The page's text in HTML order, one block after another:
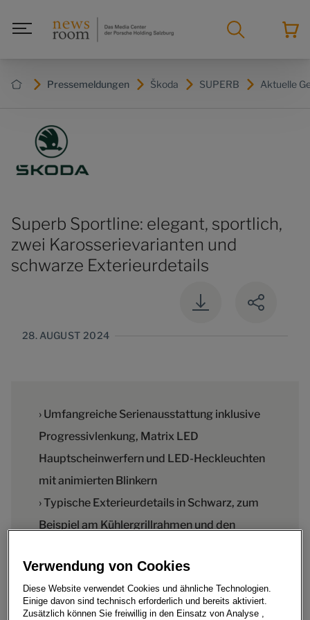
Pressemeldungen Škoda SUPERB Aktuelle
Superb Sportline: elegant, sportlich,
zwei Karosserievarianten und
schwarze Exterieurdetails
28. AUGUST 2024
› Umfangreiche Serienausstattung inklusive
Progressivlenkung, Matrix LED
Hauptscheinwerfern und LED-Heckleuchten
mit animierten Blinkern
› Typische Exterieurdetails in Schwarz, zum
Beispiel am Kühlergrillrahmen und den
› Zwei spezielle Design Selections mit
beheizbaren Vordersitzen, integrierten
Kopfstützen und herausziehbarer
Verwendung von Cookies
Diese Website verwendet Cookies und ähnliche Technologien.
Einige davon sind technisch erforderlich und bereits aktiviert.
Zusätzlich können Sie freiwillig in den Einsatz von Analyse ,